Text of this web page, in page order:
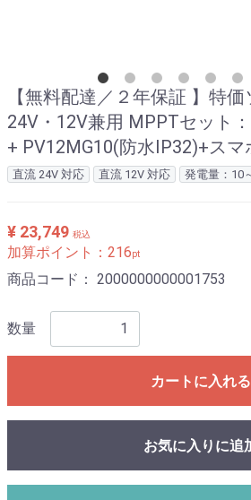
【無料配達／２年保証 】特
24V・12V兼用 MPPTセット
+ PV12MG10(防水IP32)+スマ
直流 24V 対応 直流 12V 対応 発電量：10
¥ 23,749 税込
加算ポイント： 216pt
商品コード： 2000000000001753
数量
カートに入れる
お気に入りに追